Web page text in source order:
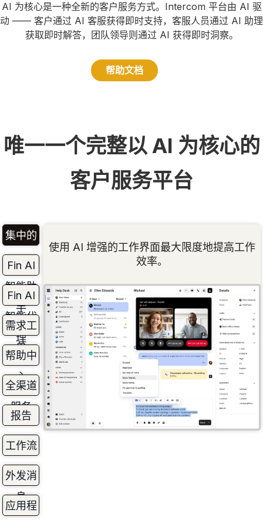
AI 为核心是一种全新的客户服务方式。Intercom 平台由 AI 驱
动 —— 客户通过 AI 客服获得即时支持，客服人员通过 AI 助理
获取即时解答，团队领导则通过 AI 获得即时洞察。
帮助文档
唯一一个完整以 AI 为核心的
客户服务平台
集中的
工作界
面
Fin AI
智能助
手
Fin AI
智能代
理
需求工
单
帮助中
心
全渠道
服务
报告
工作流
外发消
息
应用程
使用 AI 增强的工作界面最大限度地提高工作
效率。